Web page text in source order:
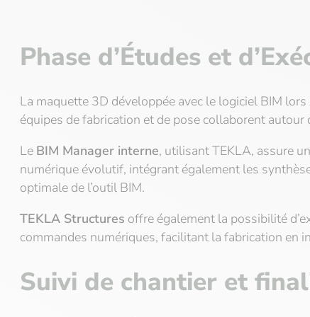
Phase d’Études et
La maquette 3D développée avec le logiciel BIM
équipes de fabrication et de pose collaborent
Le BIM Manager interne, utilisant TEKLA, assure
numérique évolutif, intégrant également les
optimale de l’outil BIM.
TEKLA Structures offre également la possibilité
commandes numériques, facilitant la fabrication en
Suivi de chantier et